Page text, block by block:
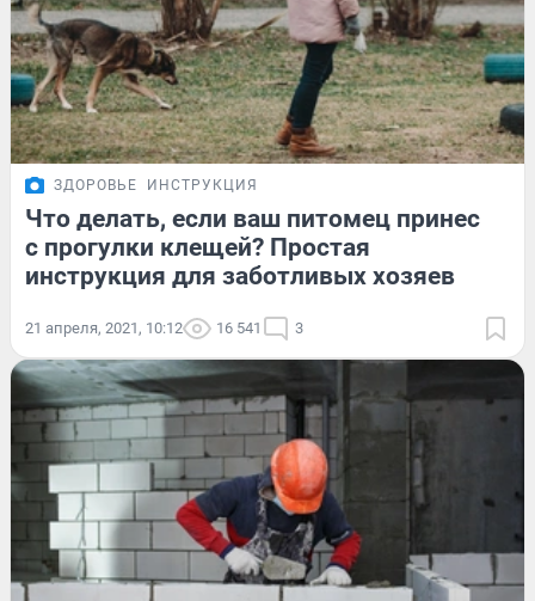
ЗДОРОВЬЕ ИНСТРУКЦИЯ
Что делать, если ваш питомец принес
с прогулки клещей? Простая
инструкция для заботливых хозяев
21 апреля, 2021, 10:12 16 541 3